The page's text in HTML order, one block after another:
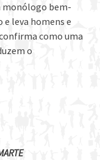
monólogo bem-
e leva homens e
como uma
o